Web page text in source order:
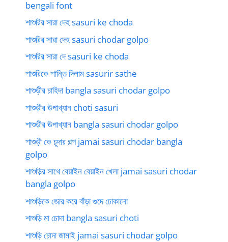
bengali font
শাশুরির সারা দেহ sasuri ke choda
শাশুরির সারা দেহ sasuri chodar golpo
শাশুরির সারা দে sasuri ke choda
শাশুরিকে শান্তি দিলাম sasurir sathe
শাশুড়ীর চাহিদা bangla sasuri chodar golpo
শাশুড়ীর ঊপাখ্যান choti sasuri
শাশুড়ীর ঊপাখ্যান bangla sasuri chodar golpo
শাশুড়ী কে চুদার গল্প jamai sasuri chodar bangla
golpo
শাশুড়ির সাথে বেয়াইন বেয়াইন খেলা jamai sasuri chodar
bangla golpo
শাশুড়িকে জোর করে বাঁড়া গুদে ঢোকানো
শাশুড়ি মা চোদা bangla sasuri choti
শাশুড়ি চোদা জামাই jamai sasuri chodar golpo